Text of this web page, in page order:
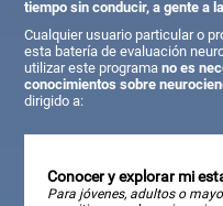
tiempo sin conducir, a gente a
Cualquier usuario particular o
esta batería de evaluación
utilizar este programano es
conocimientos sobre
dirigido a:
Conocer y explorar mi
Para jóvenes, adultos o